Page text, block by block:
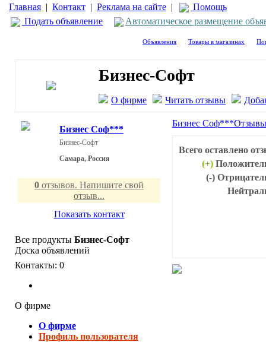
Главная | Контакт | Реклама на сайте |
Помощь
Подать объявление
Автоматическое размещение
Объявления Товары в магазинах
Бизнес-Софт
О фирме Читать отзывы
Бизнес Соф***
Бизнес-Софт
Самара, Россия
0 отзывов. Напишите свой
отзыв...
Показать контакт
Все продукты Бизнес-Софт
Доска объявлений
Контакты: 0
О фирме
О фирме
Профиль пользователя
Бизнес Соф***Отзывы
Всего оставлено
(+)
(-)